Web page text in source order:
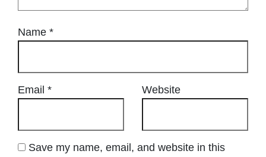
Name *
Email * Website
Save my name, email, and website in this